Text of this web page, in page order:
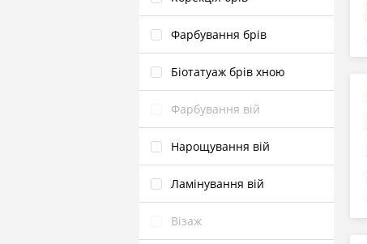
Фарбування брів
Біотатуаж брів хною
Фарбування вій
Нарощування вій
Ламінування вій
Візаж